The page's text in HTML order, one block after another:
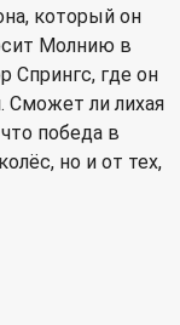
который он
Молнию в
Спрингс, где он
Сможет ли лихая
победа в
но и от тех,